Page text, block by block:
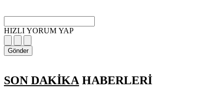
HIZLI YORUM YAP
Gönder
SON DAKİKAHABERLERİ